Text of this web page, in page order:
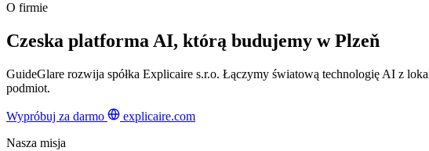
O firmie
Czeska platforma AI, którą budujemy w Plzeň
GuideGlare rozwija spółka Explicaire s.r.o. Łączymy światową technologię AI z
podmiot.
Wypróbuj za darmo
explicaire.com
Nasza misja